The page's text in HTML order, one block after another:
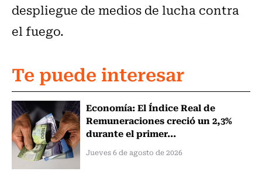
despliegue de medios de lucha contra
el fuego.
Te puede interesar
Economía: El Índice Real de
Remuneraciones creció un 2,3%
durante el primer...
Jueves 6 de agosto de 2026